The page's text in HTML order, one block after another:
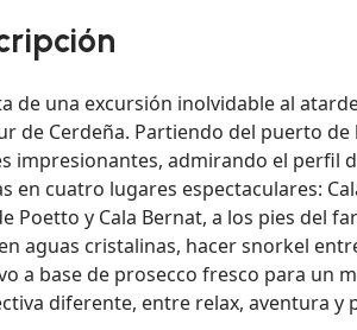
de una excursión inolvidable al
de Cerdeña. Partiendo del puerto
impresionantes, admirando el perfil
en cuatro lugares espectaculares:
Poetto y Cala Bernat, a los pies del
aguas cristalinas, hacer snorkel
a base de prosecco fresco para un
diferente, entre relax, aventura y